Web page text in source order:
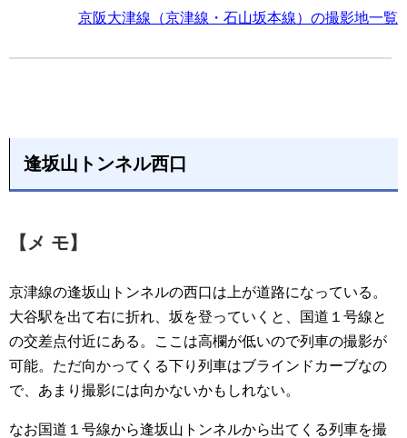
京阪大津線（京津線・石山坂本線）の撮影地一覧
逢坂山トンネル西口
【メ モ】
京津線の逢坂山トンネルの西口は上が道路になっている。
大谷駅を出て右に折れ、坂を登っていくと、国道１号線と
の交差点付近にある。ここは高欄が低いので列車の撮影が
可能。ただ向かってくる下り列車はブラインドカーブなの
で、あまり撮影には向かないかもしれない。
なお国道１号線から逢坂山トンネルから出てくる列車を撮